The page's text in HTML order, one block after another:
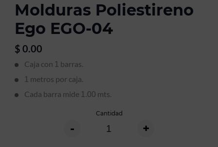
Molduras Poliestireno
Ego EGO-04
$ 0.00
Caja con 1 barras.
1 metros por caja.
Cada barra mide 1.00 mts.
Cantidad
- +